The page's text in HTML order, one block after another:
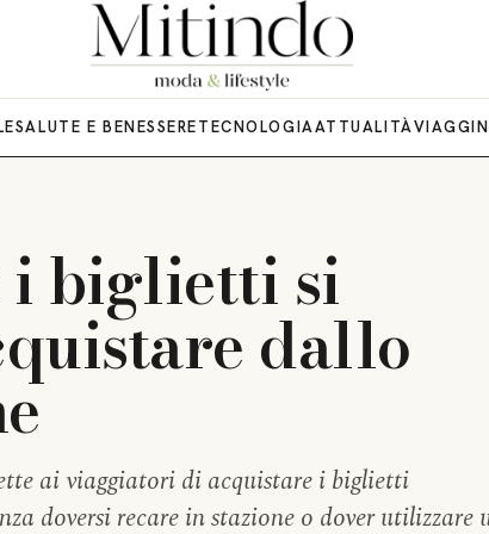
SALUTE E BENESSERETECNOLOGIAATTUALITÀVIAGGI
biglietti si
dallo
ai viaggiatori di acquistare i biglietti
doversi recare in stazione o dover utilizzare